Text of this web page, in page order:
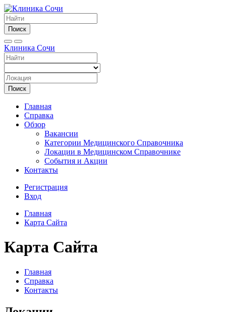
Поиск
Клиника Сочи
Поиск
Главная
Справка
Обзор
Вакансии
Категории Медицинского Справочника
Локации в Медицинском Справочнике
События и Акции
Контакты
Регистрация
Вход
Главная
Карта Сайта
Карта Сайта
Главная
Справка
Контакты